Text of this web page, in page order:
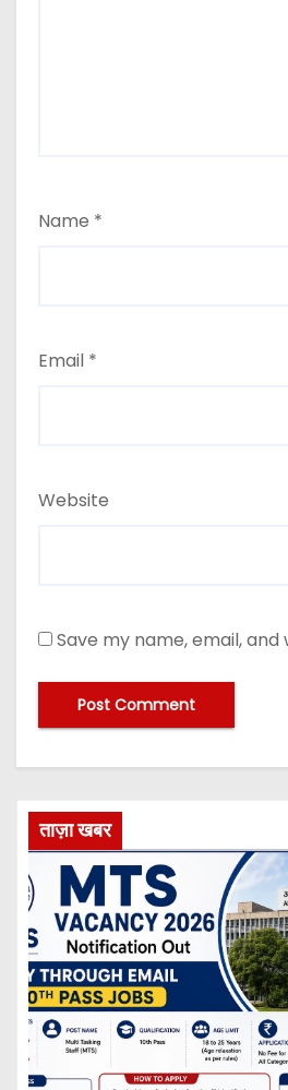
Name *
Email *
Website
Save my name, email,
ताज़ा खबर